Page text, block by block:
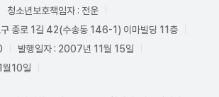
청소년보호책임자 : 전운
구 종로 1길 42(수송동 146-1) 이마빌딩 11층
발행일자 : 2007년 11월 15일
10일